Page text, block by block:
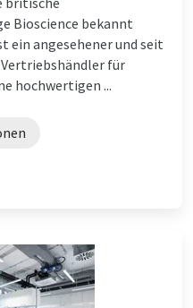
Bioscience bekannt
ein angesehener und seit
für
hochwertigen ...